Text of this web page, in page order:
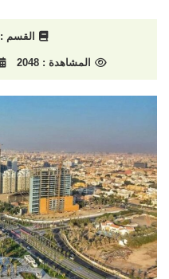
القسم :
المشاهدة :2048